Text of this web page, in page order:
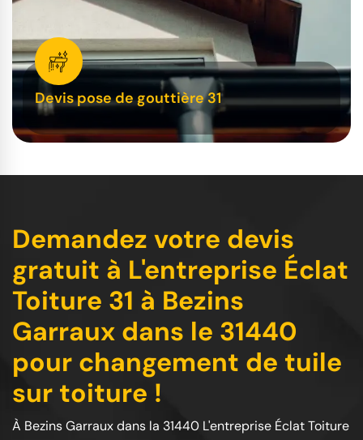
Devis pose de gouttière 31
Demandez votre devis
gratuit à L'entreprise Éclat
Toiture 31 à Bezins
Garraux dans le 31440
pour changement de tuile
sur toiture !
À Bezins Garraux dans la 31440 L'entreprise Éclat Toiture